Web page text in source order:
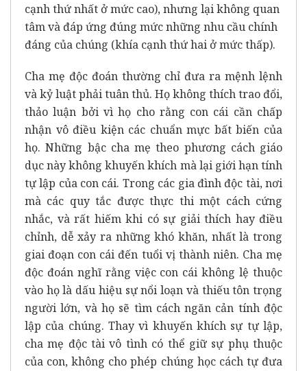
cạnh thứ nhất ở mức cao), nhưng lại không quan
tâm và đáp ứng đúng mức những nhu cầu chính
đáng của chúng (khía cạnh thứ hai ở mức thấp).
Cha mẹ độc đoán thường chỉ đưa ra mệnh lệnh
và kỷ luật phải tuân thủ. Họ không thích trao đổi,
thảo luận bởi vì họ cho rằng con cái cần chấp
nhận vô điều kiện các chuẩn mực bất biến của
họ. Những bậc cha mẹ theo phương cách giáo
dục này không khuyến khích mà lại giới hạn tính
tự lập của con cái. Trong các gia đình độc tài, nơi
mà các quy tắc được thực thi một cách cứng
nhắc, và rất hiếm khi có sự giải thích hay điều
chỉnh, dễ xảy ra những khó khăn, nhất là trong
giai đoạn con cái đến tuổi vị thành niên. Cha mẹ
độc đoán nghĩ rằng việc con cái không lệ thuộc
vào họ là dấu hiệu sự nổi loạn và thiếu tôn trọng
người lớn, và họ sẽ tìm cách ngăn cản tính độc
lập của chúng. Thay vì khuyến khích sự tự lập,
cha mẹ độc tài vô tình có thể giữ sự phụ thuộc
của con, không cho phép chúng học cách tự đưa